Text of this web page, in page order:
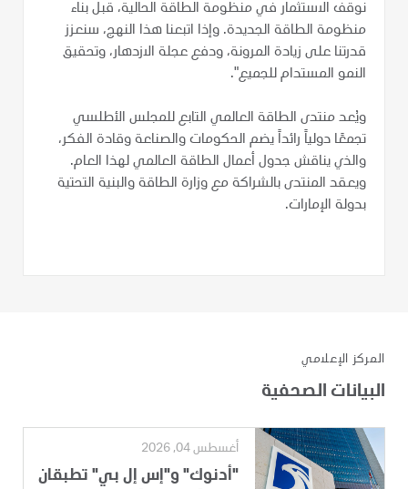
نوقف الاستثمار في منظومة الطاقة الحالية، قبل بناء
منظومة الطاقة الجديدة. وإذا اتبعنا هذا النهج، سنعزز
قدرتنا على زيادة المرونة، ودفع عجلة الازدهار، وتحقيق
النمو المستدام للجميع".
ويُعد منتدى الطاقة العالمي التابع للمجلس الأطلسي
تجمعًا دولياً رائداً يضم الحكومات والصناعة وقادة الفكر،
والذي يناقش جدول أعمال الطاقة العالمي لهذا العام.
ويعقد المنتدى بالشراكة مع وزارة الطاقة والبنية التحتية
بدولة الإمارات.
المركز الإعلامي
البيانات الصحفية
أغسطس 04, 2026
"أدنوك" و"إس إل بي" تطبقان